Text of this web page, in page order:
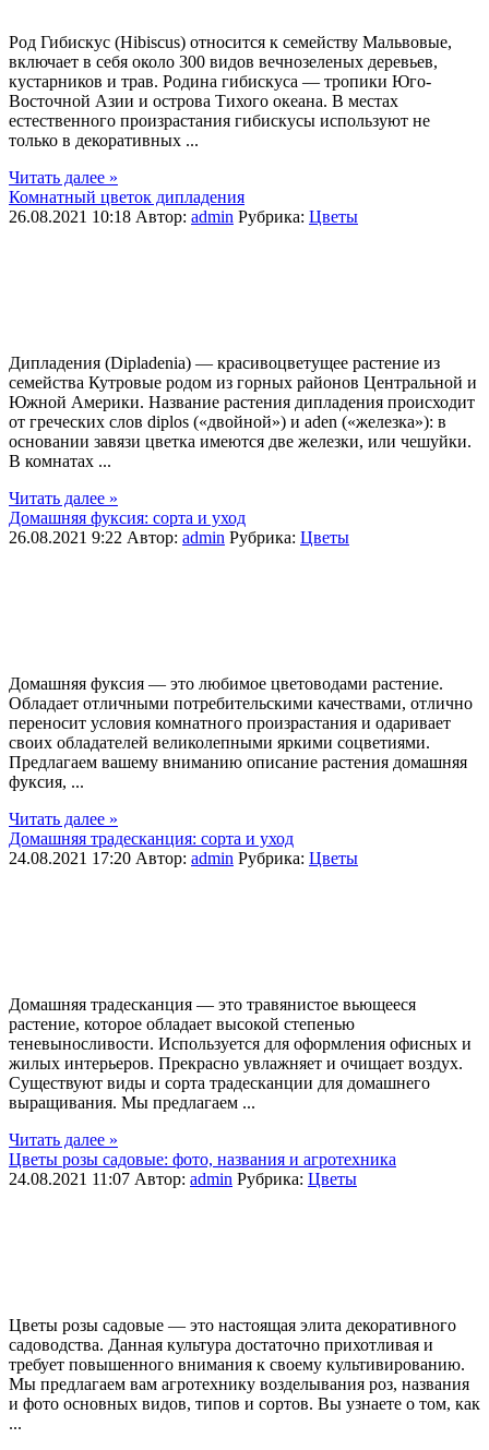
Род Гибискус (Hibiscus) относится к семейству Мальвовые,
включает в себя около 300 видов вечнозеленых деревьев,
кустарников и трав. Родина гибискуса — тропики Юго-
Восточной Азии и острова Тихого океана. В местах
естественного произрастания гибискусы используют не
только в декоративных ...
Читать далее »
Комнатный цветок дипладения
26.08.2021 10:18 Автор: admin Рубрика: Цветы
Дипладения (Dipladenia) — красивоцветущее растение из
семейства Кутровые родом из горных районов Центральной и
Южной Америки. Название растения дипладения происходит
от греческих слов diplos («двойной») и aden («железка»): в
основании завязи цветка имеются две железки, или чешуйки.
В комнатах ...
Читать далее »
Домашняя фуксия: сорта и уход
26.08.2021 9:22 Автор: admin Рубрика: Цветы
Домашняя фуксия — это любимое цветоводами растение.
Обладает отличными потребительскими качествами, отлично
переносит условия комнатного произрастания и одаривает
своих обладателей великолепными яркими соцветиями.
Предлагаем вашему вниманию описание растения домашняя
фуксия, ...
Читать далее »
Домашняя традесканция: сорта и уход
24.08.2021 17:20 Автор: admin Рубрика: Цветы
Домашняя традесканция — это травянистое вьющееся
растение, которое обладает высокой степенью
теневыносливости. Используется для оформления офисных и
жилых интерьеров. Прекрасно увлажняет и очищает воздух.
Существуют виды и сорта традесканции для домашнего
выращивания. Мы предлагаем ...
Читать далее »
Цветы розы садовые: фото, названия и агротехника
24.08.2021 11:07 Автор: admin Рубрика: Цветы
Цветы розы садовые — это настоящая элита декоративного
садоводства. Данная культура достаточно прихотливая и
требует повышенного внимания к своему культивированию.
Мы предлагаем вам агротехнику возделывания роз, названия
и фото основных видов, типов и сортов. Вы узнаете о том, как
...